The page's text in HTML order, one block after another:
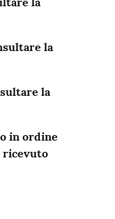
la
la
in ordine
ricevuto